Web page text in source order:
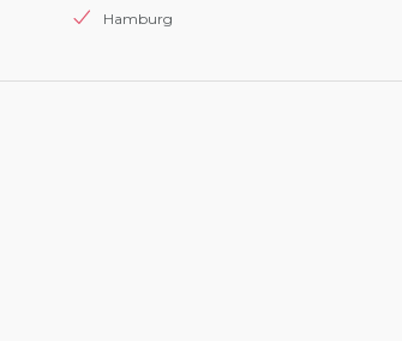
Hamburg